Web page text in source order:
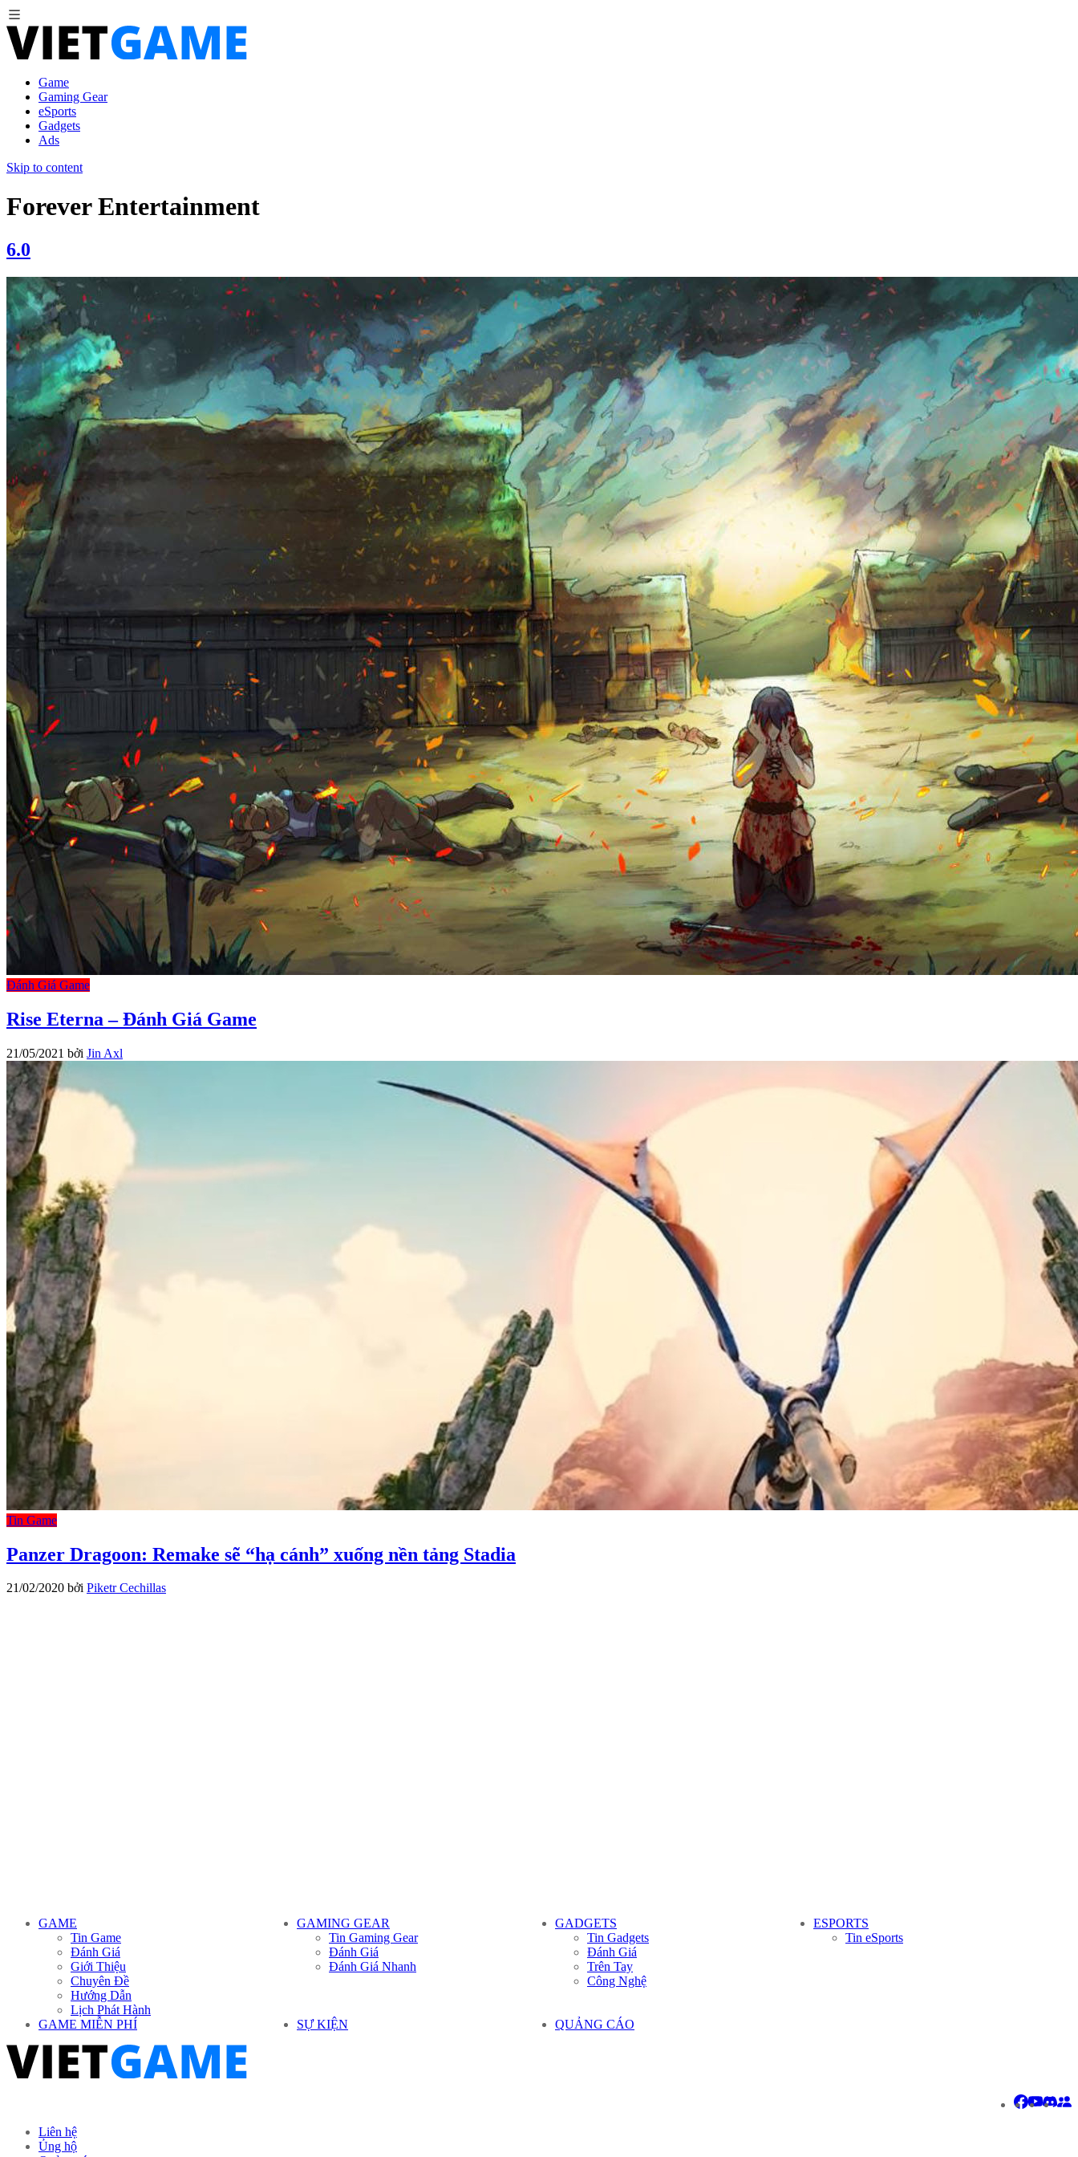
Game
Gaming Gear
eSports
Gadgets
Ads
Skip to content
Forever Entertainment
6.0
Đánh Giá Game
Rise Eterna – Đánh Giá Game
21/05/2021 bởi Jin Axl
Tin Game
Panzer Dragoon: Remake sẽ “hạ cánh” xuống nền tảng Stadia
21/02/2020 bởi Piketr Cechillas
GAME
Tin Game
Đánh Giá
Giới Thiệu
Chuyên Đề
Hướng Dẫn
Lịch Phát Hành
GAMING GEAR
Tin Gaming Gear
Đánh Giá
Đánh Giá Nhanh
GADGETS
Tin Gadgets
Đánh Giá
Trên Tay
Công Nghệ
ESPORTS
Tin eSports
GAME MIỄN PHÍ SỰ KIỆN QUẢNG CÁO
Liên hệ
Ủng hộ